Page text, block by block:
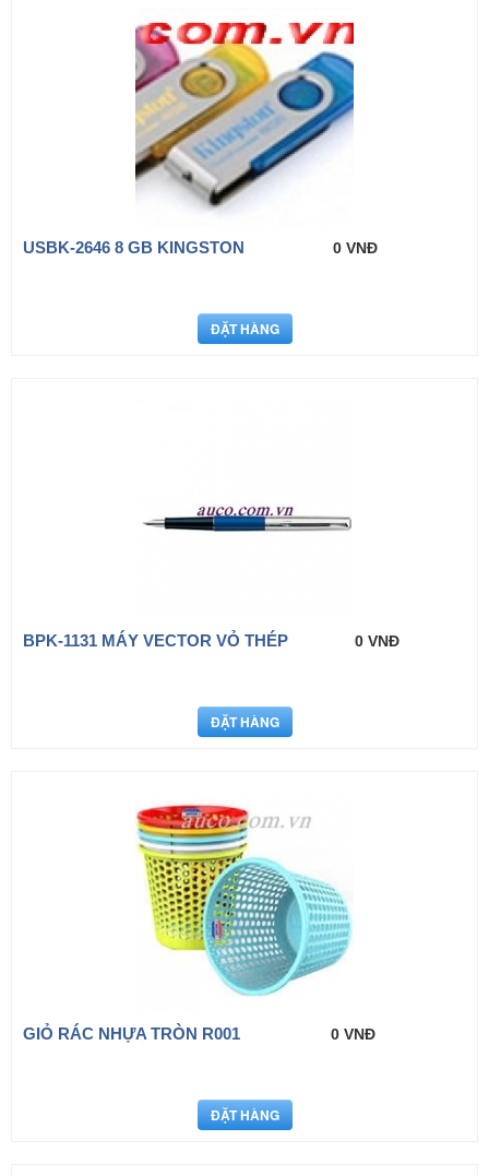
USBK-2646 8 GB KINGSTON 0 VNĐ
BPK-1131 MÁY VECTOR VỎ THÉP 0 VNĐ
GIỎ RÁC NHỰA TRÒN R001 0 VNĐ